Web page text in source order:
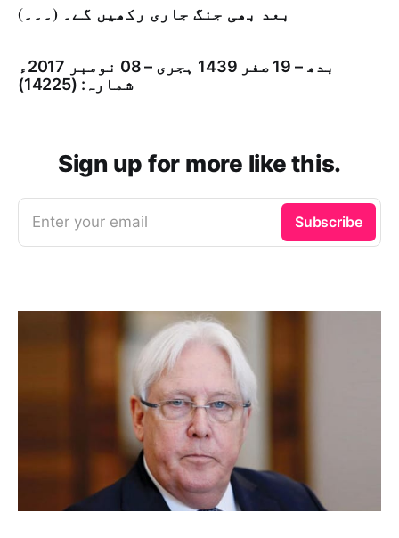
بعد بھی جنگ جاری رکھیں گے۔ (۔۔۔)
بدھ – 19 صفر 1439 ہجری – 08 نومبر 2017ء
شمارہ: (14225)
Sign up for more like this.
Enter your email Subscribe